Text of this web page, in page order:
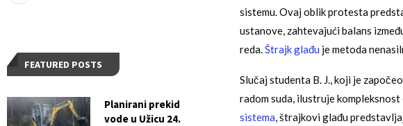
sistemu. Ovaj oblik protesta
ustanove, zahtevajući balans
reda.Štrajk glađu je metoda
Slučaj studenta B. J., koji je
radom suda, ilustruje
sistema, štrajkovi glađu
FEATURED POSTS
Planirani prekid
vode u Užicu 24.